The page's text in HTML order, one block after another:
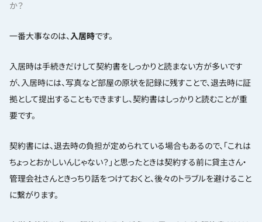
か？
一番大事なのは、 入居時です。
入居時は手続きだけして契約書をしっかりと読まない方が多いです
が、入居時には、写真など部屋の原状を記録に残すことで、退去時に証
拠として提出することもできますし、契約書はしっかりと読むことが重
要です。
契約書には、退去時の負担が定められている場合もあるので、「これは
ちょっとおかしいんじゃない？」と思ったときは契約する前に貸主さん・
管理会社さんときっちり話をつけておくと、後々のトラブルを避けること
に繋がります。